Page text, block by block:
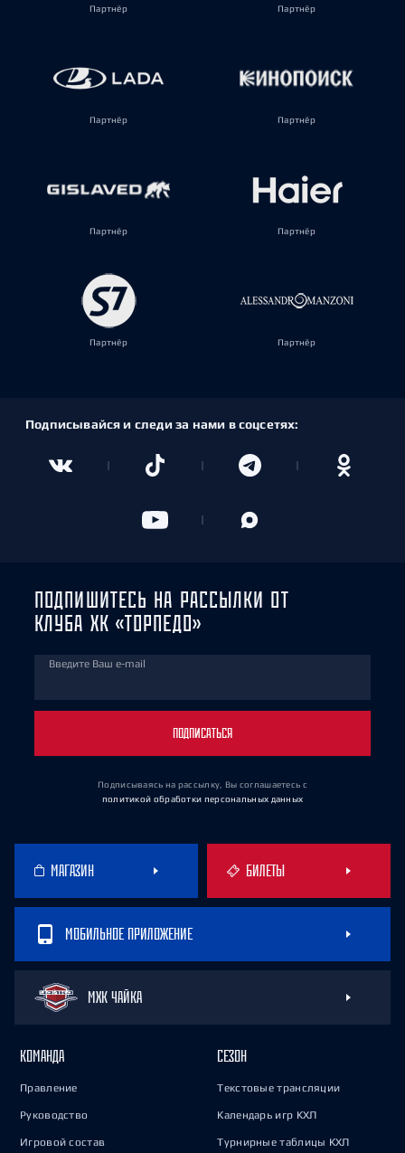
Партнёр Партнёр
Партнёр Партнёр
Партнёр Партнёр
Партнёр Партнёр
Подписывайся и следи за нами в соцсетях:
ПОДПИШИТЕСЬ НА РАССЫЛКИ ОТ
КЛУБА ХК «ТОРПЕДО»
Введите Ваш e-mail
ПОДПИСАТЬСЯ
Подписываясь на рассылку, Вы соглашаетесь с
политикой обработки персональных данных
МАГАЗИН БИЛЕТЫ
МОБИЛЬНОЕ ПРИЛОЖЕНИЕ
МХК ЧАЙКА
КОМАНДА
Правление
Руководство
Игровой состав
СЕЗОН
Текстовые трансляции
Календарь игр КХЛ
Турнирные таблицы КХЛ